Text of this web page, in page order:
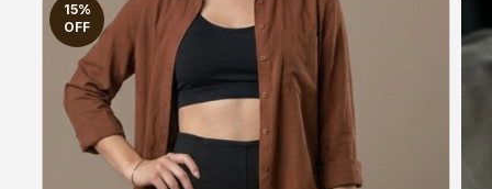
15%
OFF